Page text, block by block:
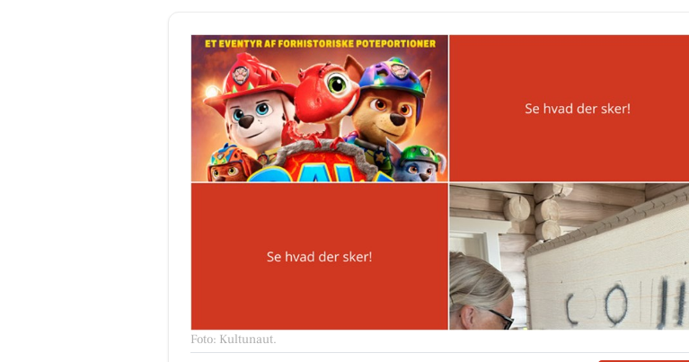
Foto: Kultunaut.